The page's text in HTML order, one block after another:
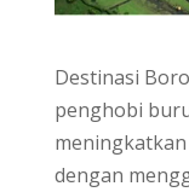
Destinasi
penghobi
dengan